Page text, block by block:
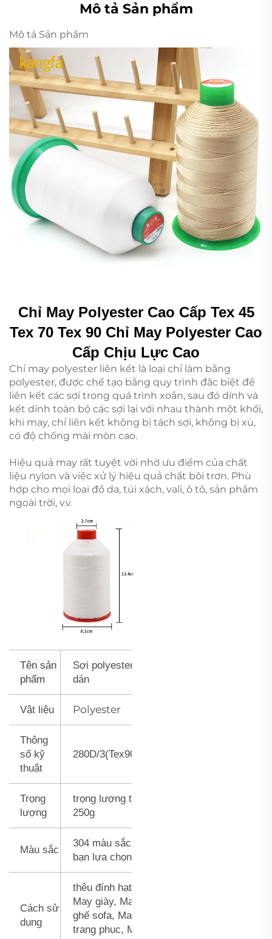
Mô tả Sản phẩm
Mô tả Sản phẩm
Chỉ May Polyester Cao Cấp Tex 45
Tex 70 Tex 90 Chỉ May Polyester Cao
Cấp Chịu Lực Cao
Chỉ may polyester liên kết là loại chỉ làm bằng
polyester, được chế tạo bằng quy trình đặc biệt để
liên kết các sợi trong quá trình xoắn, sau đó dính và
kết dính toàn bộ các sợi lại với nhau thành một khối,
khi may, chỉ liên kết không bị tách sợi, không bị xù,
có độ chống mài mòn cao.
Hiệu quả may rất tuyệt vời nhờ ưu điểm của chất
liệu nylon và việc xử lý hiệu quả chất bôi trơn. Phù
hợp cho mọi loại đồ da, túi xách, vali, ô tô, sản phẩm
ngoài trời, v.v.
Tên sản
phẩm
Sợi polyester
dán
Vật liệu Polyester
Thông
số kỹ
thuật
280D/3(Tex90)
Trọng
lượng
trọng lượng tịnh
250g
Màu sắc
304 màu sắc để
bạn lựa chọn
Cách sử
dụng
thêu đính hạt,
May giày, May
ghế sofa, May
trang phục, May